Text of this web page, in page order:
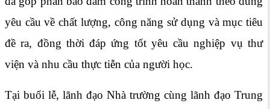
yêu cầu về chất lượng, công năng sử dụng và mục tiêu
đề ra, đồng thời đáp ứng tốt yêu cầu nghiệp vụ thư
viện và nhu cầu thực tiễn của người học.
Tại buổi lễ, lãnh đạo Nhà trường cùng lãnh đạo Trung